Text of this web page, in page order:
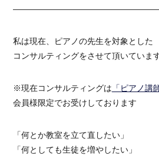
私は現在、ピアノの先生を対象とした
コンサルティングをさせて頂いています
※現在コンサルティングは 「ピアノ講
会員様限定でお受けしております
「何とか教室を立て直したい」
「何としても生徒を増やしたい」